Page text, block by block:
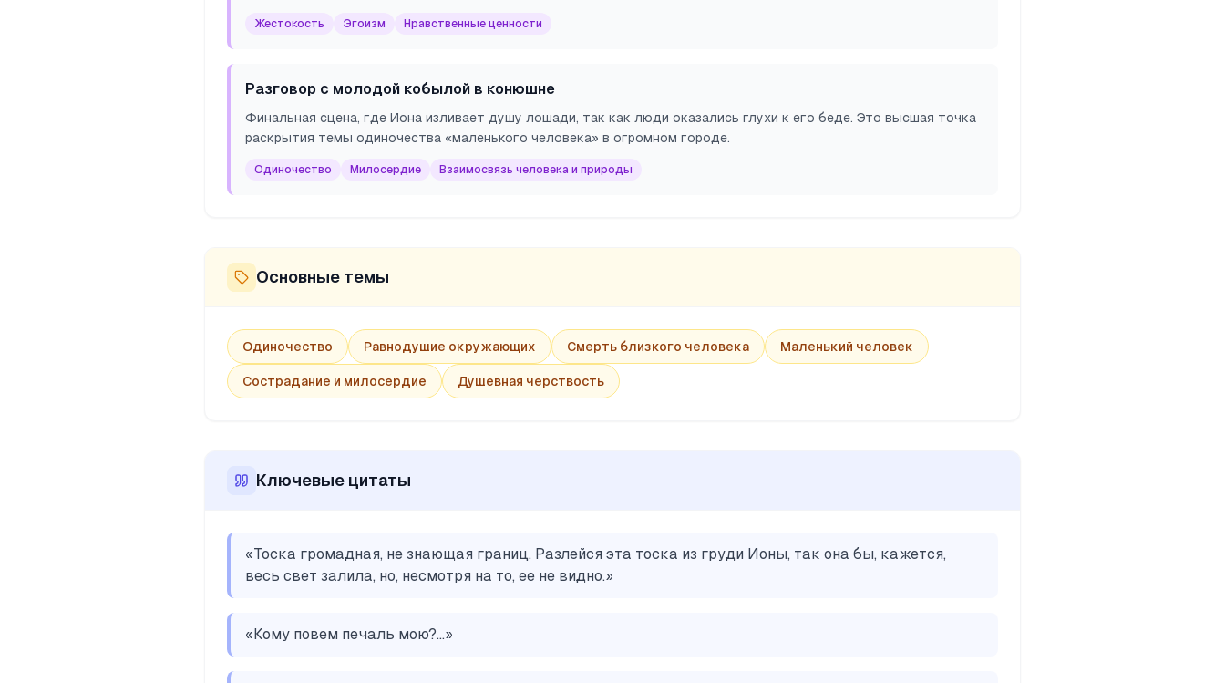
Жестокость Эгоизм Нравственные ценности
Разговор с молодой кобылой в конюшне
Финальная сцена, где Иона изливает душу лошади, так как люди оказались глухи к его беде. Это высшая точка
раскрытия темы одиночества «маленького человека» в огромном городе.
Одиночество Милосердие Взаимосвязь человека и природы
Основные темы
Одиночество Равнодушие окружающих Смерть близкого человека Маленький человек
Сострадание и милосердие Душевная черствость
Ключевые цитаты
«Тоска громадная, не знающая границ. Разлейся эта тоска из груди Ионы, так она бы, кажется,
весь свет залила, но, несмотря на то, ее не видно.»
«Кому повем печаль мою?...»